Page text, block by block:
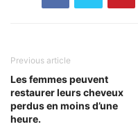
Previous article
Les femmes peuvent
restaurer leurs cheveux
perdus en moins d’une
heure.